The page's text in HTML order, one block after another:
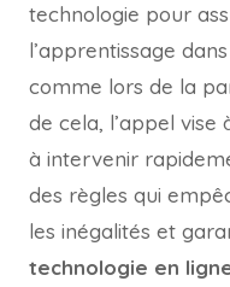
technologie pour
l’apprentissage dans
comme lors de la
de cela, l’appel
à intervenir
des règles qui
les inégalités et
technologie en